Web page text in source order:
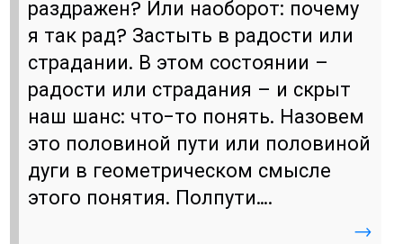
раздражен? Или наоборот: почему
я так рад? Застыть в радости или
страдании. В этом состоянии –
радости или страдания – и скрыт
наш шанс: что-то понять. Назовем
это половиной пути или половиной
дуги в геометрическом смысле
этого понятия. Полпути….
→